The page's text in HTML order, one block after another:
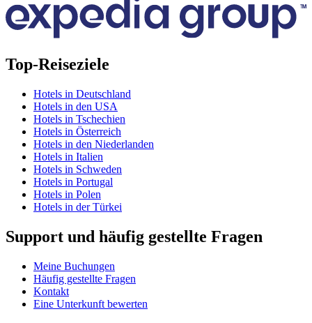
Top-Reiseziele
Hotels in Deutschland
Hotels in den USA
Hotels in Tschechien
Hotels in Österreich
Hotels in den Niederlanden
Hotels in Italien
Hotels in Schweden
Hotels in Portugal
Hotels in Polen
Hotels in der Türkei
Support und häufig gestellte Fragen
Meine Buchungen
Häufig gestellte Fragen
Kontakt
Eine Unterkunft bewerten